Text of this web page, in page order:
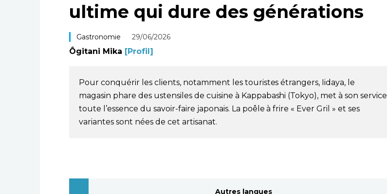
ultime qui dure des générations
Gastronomie 29/06/2026
Ôgitani Mika [Profil]
Pour conquérir les clients, notamment les touristes étrangers, Iidaya, le
magasin phare des ustensiles de cuisine à Kappabashi (Tokyo), met à son service
toute l’essence du savoir-faire japonais. La poêle à frire « Ever Gril » et ses
variantes sont nées de cet artisanat.
Autres langues